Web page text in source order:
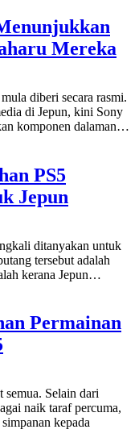
Mereka
diberi secara rasmi.
di Jepun, kini Sony
komponen dalaman…
PS5
Jepun
ditanyakan untuk
tersebut adalah
kerana Jepun…
Permainan
semua. Selain dari
naik taraf percuma,
kepada